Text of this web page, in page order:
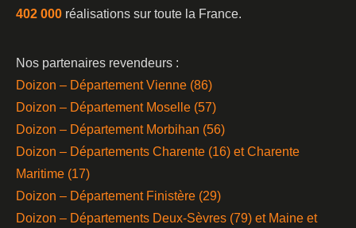
402 000 réalisations sur toute la France.
Nos partenaires revendeurs :
Doizon – Département Vienne (86)
Doizon – Département Moselle (57)
Doizon – Département Morbihan (56)
Doizon – Départements Charente (16) et Charente
Maritime (17)
Doizon – Département Finistère (29)
Doizon – Départements Deux-Sèvres (79) et Maine et